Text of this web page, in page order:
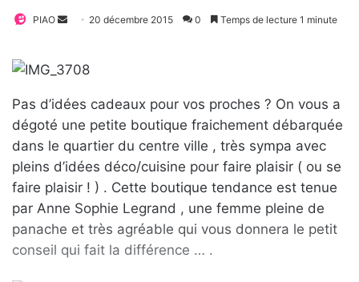
PIAO
o
y
u
n
c
o
u
r
20 décembre 2015 0 Temps de lecture 1 minute
Pas d’idées cadeaux pour vos proches ? On vous a
dégoté une petite boutique fraichement débarquée
dans le quartier du centre ville , très sympa avec
pleins d’idées déco/cuisine pour faire plaisir ( ou se
faire plaisir ! ) . Cette boutique tendance est tenue
par Anne Sophie Legrand , une femme pleine de
panache et très agréable qui vous donnera le petit
conseil qui fait la différence … .